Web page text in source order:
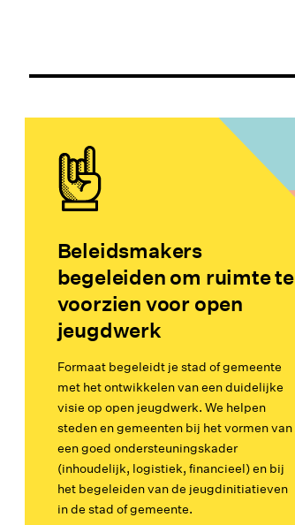
Beleidsmakers
begeleiden om ruimte te
voorzien voor open
jeugdwerk
Formaat begeleidt je stad of gemeente
met het ontwikkelen van een duidelijke
visie op open jeugdwerk. We helpen
steden en gemeenten bij het vormen van
een goed ondersteuningskader
(inhoudelijk, logistiek, financieel) en bij
het begeleiden van de jeugdinitiatieven
in de stad of gemeente.